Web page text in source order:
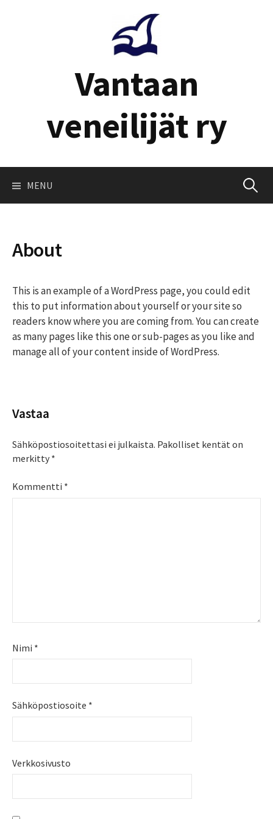
Vantaan
veneilijät ry
MENU Haku:
About
This is an example of a WordPress page, you could edit
this to put information about yourself or your site so
readers know where you are coming from. You can create
as many pages like this one or sub-pages as you like and
manage all of your content inside of WordPress.
Vastaa
Sähköpostiosoitettasi ei julkaista. Pakolliset kentät on
merkitty *
Kommentti *
Nimi *
Sähköpostiosoite *
Verkkosivusto